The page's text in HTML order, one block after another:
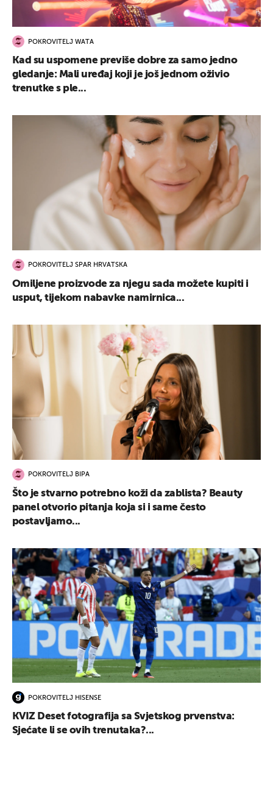
POKROVITELJ WATA
Kad su uspomene previše dobre za samo jedno
gledanje: Mali uređaj koji je još jednom oživio
trenutke s ple...
POKROVITELJ SPAR HRVATSKA
Omiljene proizvode za njegu sada možete kupiti i
usput, tijekom nabavke namirnica...
POKROVITELJ BIPA
Što je stvarno potrebno koži da zablista? Beauty
panel otvorio pitanja koja si i same često
postavljamo...
POKROVITELJ HISENSE
KVIZ Deset fotografija sa Svjetskog prvenstva:
Sjećate li se ovih trenutaka?...